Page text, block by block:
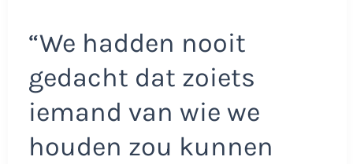
“We hadden nooit
gedacht dat zoiets
iemand van wie we
houden zou kunnen